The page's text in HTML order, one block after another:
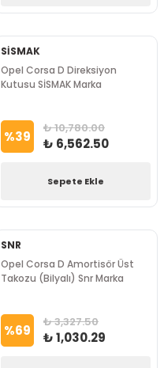
SİSMAK
Opel Corsa D Direksiyon
Kutusu SİSMAK Marka
%39 ₺ 10,780.00
₺ 6,562.50
Sepete Ekle
SNR
Opel Corsa D Amortisör Üst
Takozu (Bilyalı) Snr Marka
%69 ₺ 3,327.50
₺ 1,030.29